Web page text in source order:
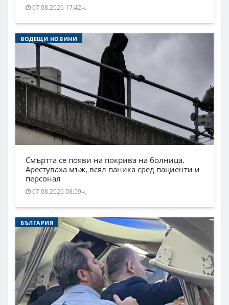
07.08.2026 17:42ч.
ВОДЕЩИ НОВИНИ
Смъртта се появи на покрива на болница.
Арестуваха мъж, всял паника сред пациенти и
персонал
07.08.2026 08:59ч.
БЪЛГАРИЯ